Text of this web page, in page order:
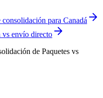
consolidación para Canadá
envío directo
de Paquetes vs